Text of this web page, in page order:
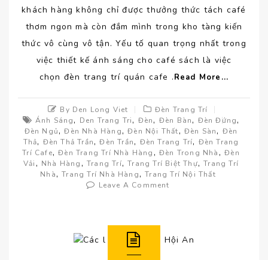
khách hàng không chỉ được thưởng thức tách café
thơm ngon mà còn đắm mình trong kho tàng kiến
thức vô cùng vô tận. Yếu tố quan trọng nhất trong
việc thiết kế ánh sáng cho café sách là việc
chọn đèn trang trí quán cafe .Read More...
By Den Long Viet
Đèn Trang Trí
Ánh Sáng, Den Trang Tri, Đèn, Đèn Bàn, Đèn Đứng,
Đèn Ngủ,Đèn Nhà Hàng,Đèn Nội Thất, Đèn Sàn, Đèn
Thả, Đèn Thả Trần,Đèn Trần, Đèn Trang Trí, Đèn Trang
Trí Cafe,Đèn Trang Trí Nhà Hàng ,Đèn Trong Nhà ,Đèn
Vải , Nhà Hàng , Trang Trí,Trang Trí Biệt Thự,Trang Trí
Nhà,Trang Trí Nhà Hàng,Trang Trí Nội Thất
Leave A Comment